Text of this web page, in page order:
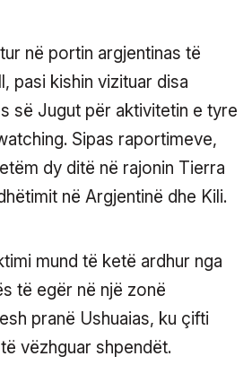
në portin argjentinas të
pasi kishin vizituar disa
së Jugut për aktivitetin e tyre
Sipas raportimeve,
dy ditë në rajonin Tierra
në Argjentinë dhe Kili.
mund të ketë ardhur nga
të egër në një zonë
pranë Ushuaias, ku çifti
vëzhguar shpendët.